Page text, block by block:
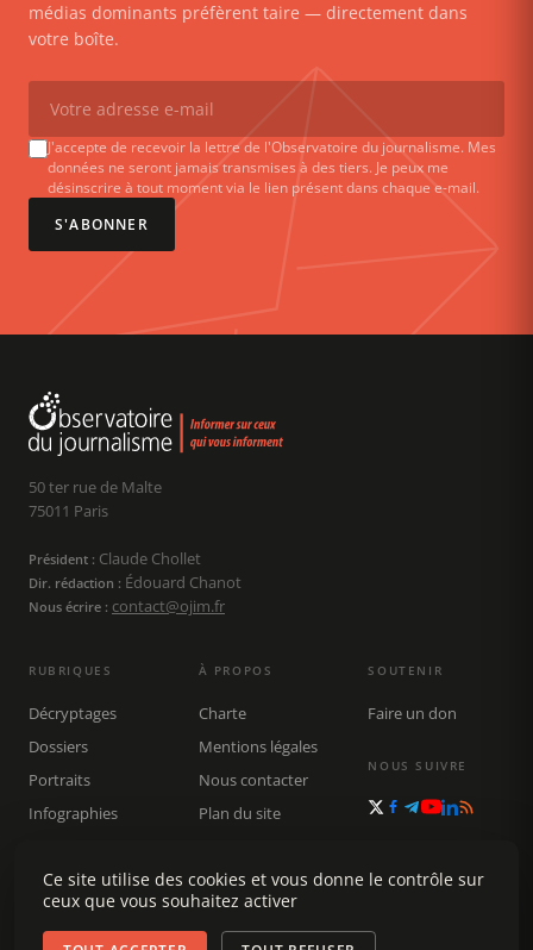
médias dominants préfèrent taire — directement dans
votre boîte.
J'accepte de recevoir la lettre de l'Observatoire du journalisme. Mes
données ne seront jamais transmises à des tiers. Je peux me
désinscrire à tout moment via le lien présent dans chaque e-mail.
S'ABONNER
50 ter rue de Malte
75011 Paris
Président : Claude Chollet
Dir. rédaction : Édouard Chanot
Nous écrire : contact@ojim.fr
RUBRIQUES
Décryptages
Dossiers
Portraits
Infographies
Rechercher
À PROPOS
Charte
Mentions légales
Nous contacter
Plan du site
SOUTENIR
Faire un don
NOUS SUIVRE
Ce site utilise des cookies et vous donne le contrôle sur
ceux que vous souhaitez activer